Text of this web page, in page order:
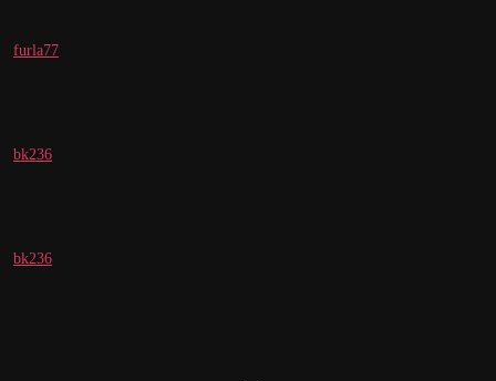
furla77
bk236
bk236